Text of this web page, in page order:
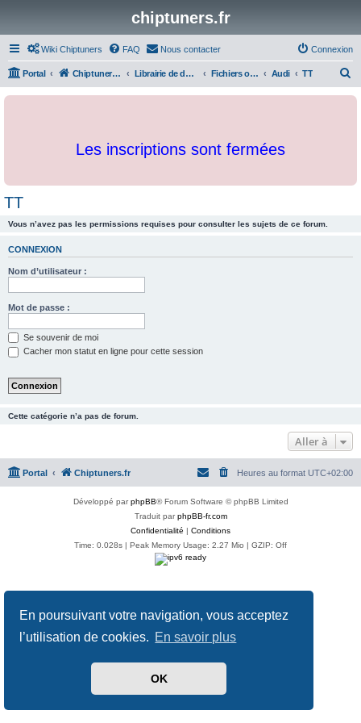
En poursuivant votre navigation, vous acceptez
l’utilisation de cookies. En savoir plus
OK
chiptuners.fr
Wiki Chiptuners FAQ Nous contacter Connexion
Portal Chiptuners.fr Librairie de documents et originaux Fichiers originaux Audi TT
c
Les inscriptions sont fermées
TT
Vous n’avez pas les permissions requises pour consulter les sujets de ce forum.
CONNEXION
Nom d’utilisateur :
Mot de passe :
Se souvenir de moi
Cacher mon statut en ligne pour cette session
Cette catégorie n’a pas de forum.
Aller à
Portal Chiptuners.fr Heures au format UTC+02:00
Développé parphpBB® Forum Software © phpBB Limited
Traduit parphpBB-fr.com
Confidentialité | Conditions
Time: 0.028s | Peak Memory Usage: 2.27 Mio | GZIP: Off